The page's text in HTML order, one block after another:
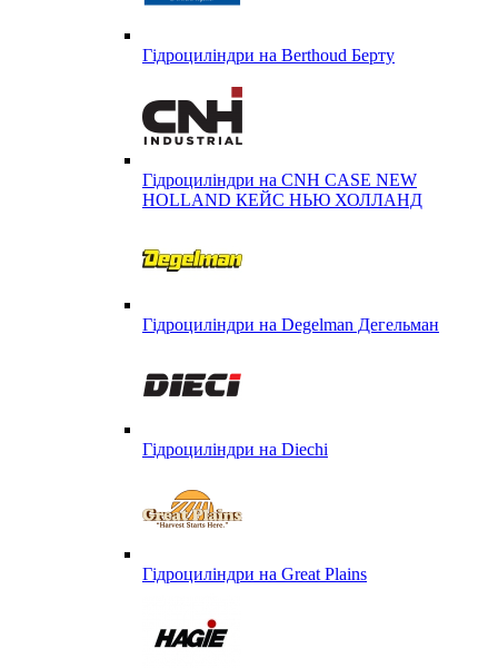
Гідроциліндри на Berthoud Берту
Гідроциліндри на CNH CASE NEW
HOLLAND КЕЙС НЬЮ ХОЛЛАНД
Гідроциліндри на Degelman Дегельман
Гідроциліндри на Diechi
Гідроциліндри на Great Plains